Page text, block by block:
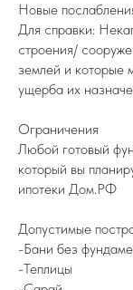
Новые
Для справки:
строения/
землей и которые
ущерба их
Ограничения
Любой готовый
который вы
ипотеки Дом.РФ
Допустимые
-Бани без
-Теплицы